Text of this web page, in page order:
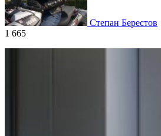
Степан Берестов
1 665